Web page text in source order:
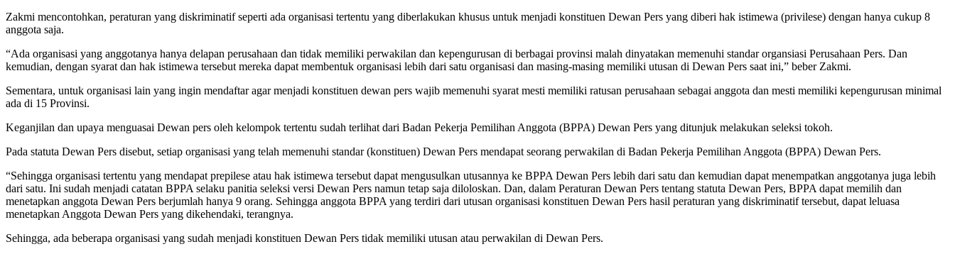
Zakmi mencontohkan, peraturan yang diskriminatif seperti ada organisasi tertentu yang diberlakukan khusus untuk menjadi konstituen Dewan Pers yang diberi hak istimewa (privilese) dengan hanya cukup 8
anggota saja.
“Ada organisasi yang anggotanya hanya delapan perusahaan dan tidak memiliki perwakilan dan kepengurusan di berbagai provinsi malah dinyatakan memenuhi standar organsiasi Perusahaan Pers. Dan
kemudian, dengan syarat dan hak istimewa tersebut mereka dapat membentuk organisasi lebih dari satu organisasi dan masing-masing memiliki utusan di Dewan Pers saat ini,” beber Zakmi.
Sementara, untuk organisasi lain yang ingin mendaftar agar menjadi konstituen dewan pers wajib memenuhi syarat mesti memiliki ratusan perusahaan sebagai anggota dan mesti memiliki kepengurusan minimal
ada di 15 Provinsi.
Keganjilan dan upaya menguasai Dewan pers oleh kelompok tertentu sudah terlihat dari Badan Pekerja Pemilihan Anggota (BPPA) Dewan Pers yang ditunjuk melakukan seleksi tokoh.
Pada statuta Dewan Pers disebut, setiap organisasi yang telah memenuhi standar (konstituen) Dewan Pers mendapat seorang perwakilan di Badan Pekerja Pemilihan Anggota (BPPA) Dewan Pers.
“Sehingga organisasi tertentu yang mendapat prepilese atau hak istimewa tersebut dapat mengusulkan utusannya ke BPPA Dewan Pers lebih dari satu dan kemudian dapat menempatkan anggotanya juga lebih
dari satu. Ini sudah menjadi catatan BPPA selaku panitia seleksi versi Dewan Pers namun tetap saja diloloskan. Dan, dalam Peraturan Dewan Pers tentang statuta Dewan Pers, BPPA dapat memilih dan
menetapkan anggota Dewan Pers berjumlah hanya 9 orang. Sehingga anggota BPPA yang terdiri dari utusan organisasi konstituen Dewan Pers hasil peraturan yang diskriminatif tersebut, dapat leluasa
menetapkan Anggota Dewan Pers yang dikehendaki, terangnya.
Sehingga, ada beberapa organisasi yang sudah menjadi konstituen Dewan Pers tidak memiliki utusan atau perwakilan di Dewan Pers.